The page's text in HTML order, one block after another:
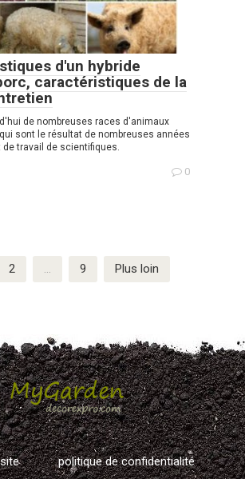
d'un hybride
caractéristiques de la
de nombreuses races d'animaux
sont le résultat de nombreuses années
travail de scientifiques.
0
2 … 9 Plus loin
politique de confidentialité